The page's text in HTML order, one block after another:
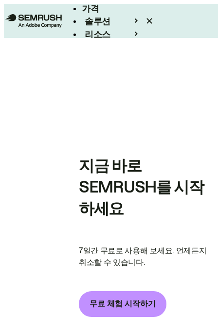
가격
솔루션
리소스
지금 바로
SEMRUSH를 시작
하세요
7일간 무료로 사용해 보세요. 언제든지
취소할 수 있습니다.
무료 체험 시작하기